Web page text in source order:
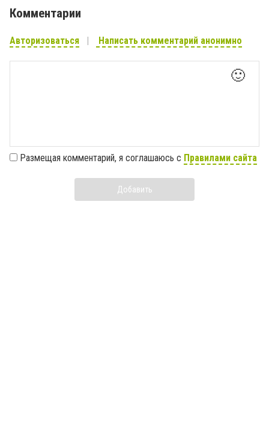
Комментарии
Авторизоваться Написать комментарий анонимно
🙂
Размещая комментарий, я соглашаюсь с Правилами сайта
Добавить